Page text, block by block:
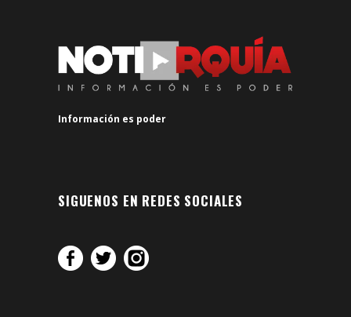
Información es poder
SIGUENOS EN REDES SOCIALES